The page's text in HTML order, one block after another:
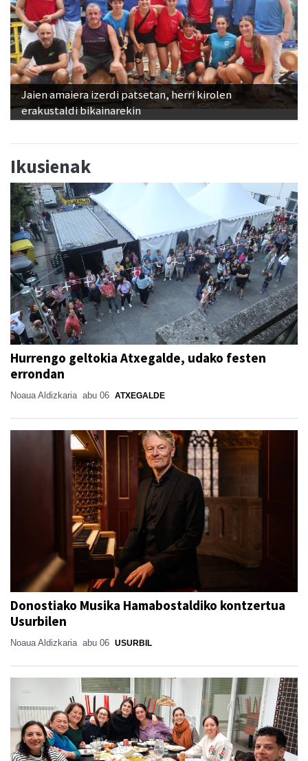
Jaien amaiera izerdi patsetan, herri kirolen
erakustaldi bikainarekin
Ikusienak
Hurrengo geltokia Atxegalde, udako festen
errondan
Noaua Aldizkaria abu 06 ATXEGALDE
Donostiako Musika Hamabostaldiko kontzertua
Usurbilen
Noaua Aldizkaria abu 06 USURBIL